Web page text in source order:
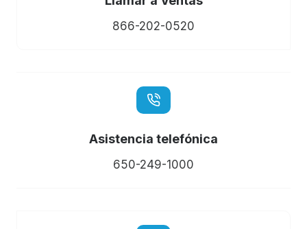
866-202-0520
Asistencia telefónica
650-249-1000